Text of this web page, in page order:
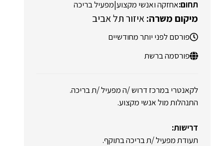
אחזקה ואנשי מקצוע|מפעיל בריכה
איזור תל אביב
פורסם לפני יותר מחודשיים
פורסמה ברשת
לקאנטרי במרכז דרוש /ה מפעיל /ת בריכה.
התנהלות מול אנשי מקצוע.
דרישות:
תעודת מפעיל /ת בריכה בתוקף.